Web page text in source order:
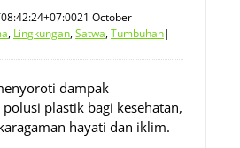
21 October
, Lingkungan,Satwa,Tumbuhan|
dampak
plastik bagi kesehatan,
hayati dan iklim.